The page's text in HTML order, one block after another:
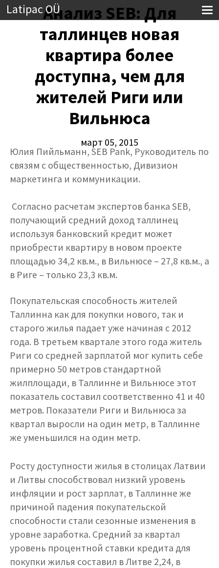
Latipac OÜАнализ SEB: Для
таллинцев новая
квартира более
доступна, чем для
жителей Риги или
Вильнюса
март 05, 2015
Юлия Пийльманн, SEB Pank, Pуководитель по
связям с общественностью, Дивизион
маркетинга и коммуникации.
Согласно расчетам экспертов банка SEB,
получающий средний доход таллинец
используя банковский кредит может
приобрести квартиру в новом проекте
площадью 34,2 кв.м., в Вильнюсе – 27,8 кв.м., а
в Риге – только 23,3 кв.м.
Покупательская способность жителей
Таллинна как для покупки нового, так и
старого жилья падает уже начиная с 2012
года. В третьем квартале этого года житель
Риги со средней зарплатой мог купить себе
примерно 50 метров стандартной
жилплощади, в Таллинне и Вильнюсе этот
показатель составил соответственно 41 и 40
метров. Показатели Риги и Вильнюса за
квартал выросли на один метр, в Таллинне
же уменьшился на один метр.
Росту доступности жилья в столицах Латвии
и Литвы способствовал низкий уровень
инфляции и рост зарплат, в Таллинне же
причиной падения покупательской
способности стали сезонные изменения в
уровне заработка. Средний за квартал
уровень процентной ставки кредита для
покупки жилья составил в Литве 2,24, в